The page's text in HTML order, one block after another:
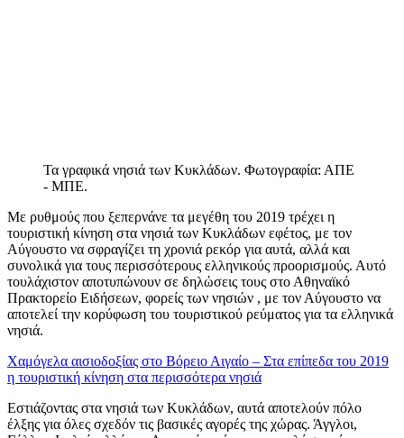
Τα γραφικά νησιά των Κυκλάδων. Φωτογραφία: ΑΠΕ
- ΜΠΕ.
Με ρυθμούς που ξεπερνάνε τα μεγέθη του 2019 τρέχει η
τουριστική κίνηση στα νησιά των Κυκλάδων εφέτος, με τον
Αύγουστο να σφραγίζει τη χρονιά ρεκόρ για αυτά, αλλά και
συνολικά για τους περισσότερους ελληνικούς προορισμούς. Αυτό
τουλάχιστον αποτυπώνουν σε δηλώσεις τους στο Αθηναϊκό
Πρακτορείο Ειδήσεων, φορείς των νησιών , με τον Αύγουστο να
αποτελεί την κορύφωση του τουριστικού ρεύματος για τα ελληνικά
νησιά.
Χαμόγελα αισιοδοξίας στο Βόρειο Αιγαίο – Στα επίπεδα του 2019
η τουριστική κίνηση στα περισσότερα νησιά
Εστιάζοντας στα νησιά των Κυκλάδων, αυτά αποτελούν πόλο
έλξης για όλες σχεδόν τις βασικές αγορές της χώρας. Άγγλοι,